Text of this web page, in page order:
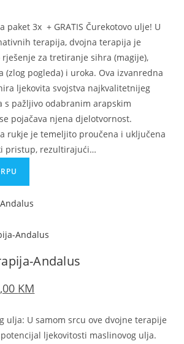
paket 3x + GRATIS Čurekotovo ulje! U
terapija, dvojna terapija je
rješenje za tretiranje sihra (magije),
(zlog pogleda) i uroka. Ova izvanredna
ljekovita svojstva najkvalitetnijeg
s pažljivo odabranim arapskim
pojačava njena djelotvornost.
rukje je temeljito proučena i uključena
pristup, rezultirajući…
Andalus
KM
ulja: U samom srcu ove dvojne terapije
ljekovitosti maslinovog ulja.